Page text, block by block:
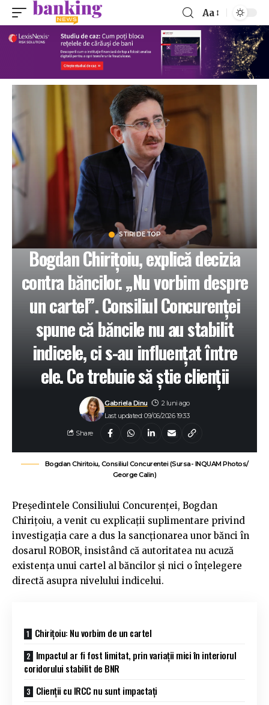
Aa
STIRI DE TOP
Bogdan Chirițoiu, explică decizia
contra băncilor. „Nu vorbim despre
un cartel”. Consiliul Concurenței
spune că băncile nu au stabilit
indicele, ci s-au influențat între
ele. Ce trebuie să știe clienții
Last updated: 09/06/2026 19:33
Gabriela Dinu 2 luni ago
Share
Bogdan Chiritoiu, Consiliul Concurentei (Sursa- INQUAM Photos/
George Calin)
Președintele Consiliului Concurenței, Bogdan
Chirițoiu, a venit cu explicații suplimentare privind
investigația care a dus la sancționarea unor bănci în
dosarul ROBOR, insistând că autoritatea nu acuză
existența unui cartel al băncilor și nici o înțelegere
directă asupra nivelului indicelui.
Chirițoiu: Nu vorbim de un cartel
Impactul ar fi fost limitat, prin variații mici în interiorul
coridorului stabilit de BNR
Clienții cu IRCC nu sunt impactați